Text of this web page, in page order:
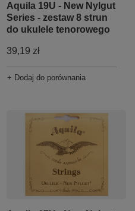
Aquila 19U - New Nylgut
Series - zestaw 8 strun
do ukulele tenorowego
39,19 zł
+ Dodaj do porównania